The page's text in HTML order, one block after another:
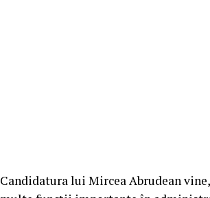
Candidatura lui Mircea Abrudean